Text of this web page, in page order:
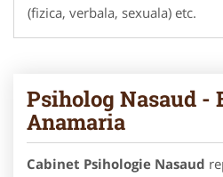
(fizica, verbala, sexuala) etc.
Psiholog Nasaud -
Anamaria
Cabinet Psihologie Nasaud